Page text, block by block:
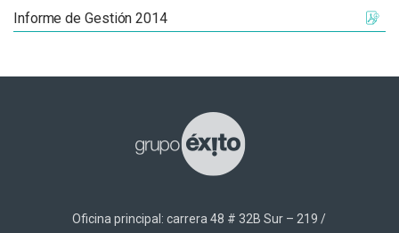
Informe de Gestión 2014
Oficina principal: carrera 48 # 32B Sur – 219 /